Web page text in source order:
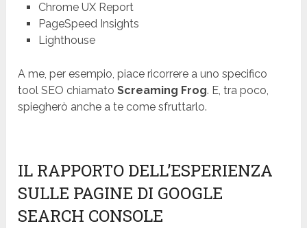
Chrome UX Report
PageSpeed Insights
Lighthouse
A me, per esempio, piace ricorrere a uno specifico
tool SEO chiamatoScreaming Frog. E, tra poco,
spiegherò anche a te come sfruttarlo.
IL RAPPORTO DELL’ESPERIENZA
SULLE PAGINE DI GOOGLE
SEARCH CONSOLE